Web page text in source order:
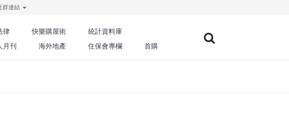
群連結
律 快樂購屋術
統計資料庫
月刊 海外地產 住保會專欄 首購